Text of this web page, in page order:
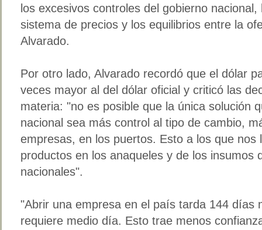
los excesivos controles del gobierno
sistema de precios y los equilibrios entre la
Alvarado.
Por otro lado, Alvarado recordó que el dólar
veces mayor al del dólar oficial y criticó las
materia: "no es posible que la única solución
nacional sea más control al tipo de cambio,
empresas, en los puertos. Esto a los que nos
productos en los anaqueles y de los insumos
nacionales".
"Abrir una empresa en el país tarda 144 días
requiere medio día. Esto trae menos